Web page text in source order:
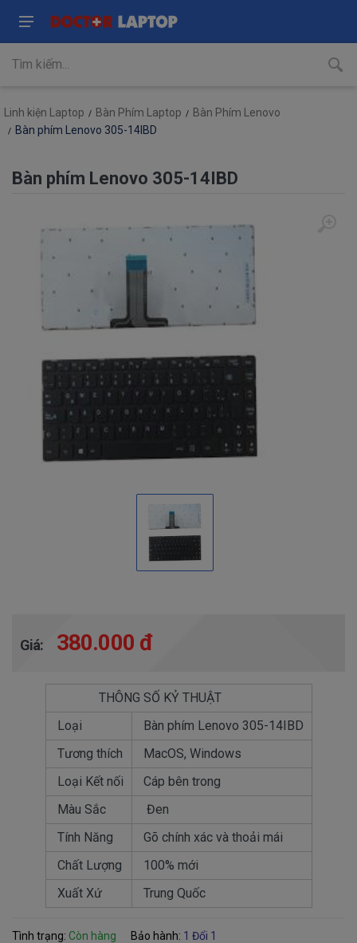
Linh kiện Laptop Bàn Phím Laptop
Bàn Phím Lenovo
Bàn phím Lenovo 305-14IBD
Bàn phím Lenovo 305-14IBD
Giá: 380.000 đ
THÔNG SỐ KỶ THUẬT
Loại
Bàn phím Lenovo 305-14IBD
Tương thích
MacOS, Windows
Loại Kết nối
Cáp bên trong
Màu Sắc
Đen
Tính Năng
Gõ chính xác và thoải mái
Chất Lượng
100% mới
Xuất Xứ
Trung Quốc
Tình trạng: Còn hàng Bảo hành: 1 Đổi 1